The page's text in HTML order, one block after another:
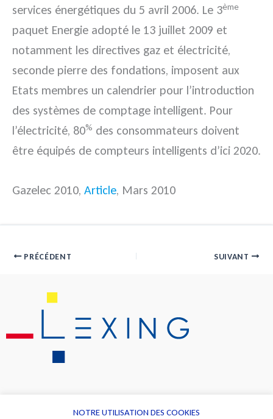
services énergétiques du 5 avril 2006. Le 3ème
paquet Energie adopté le 13 juillet 2009 et
notamment les directives gaz et électricité,
seconde pierre des fondations, imposent aux
Etats membres un calendrier pour l’introduction
des systèmes de comptage intelligent. Pour
l’électricité, 80% des consommateurs doivent
être équipés de compteurs intelligents d’ici 2020.
Gazelec 2010, Article, Mars 2010
PRÉCÉDENT SUIVANT
NOTRE UTILISATION DES COOKIES